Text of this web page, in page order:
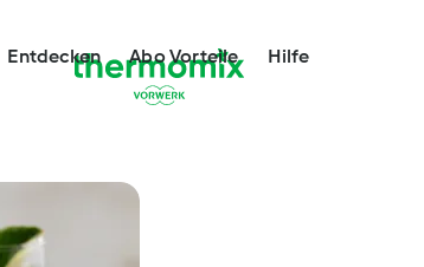
Entdecken Abo Vorteile Hilfe